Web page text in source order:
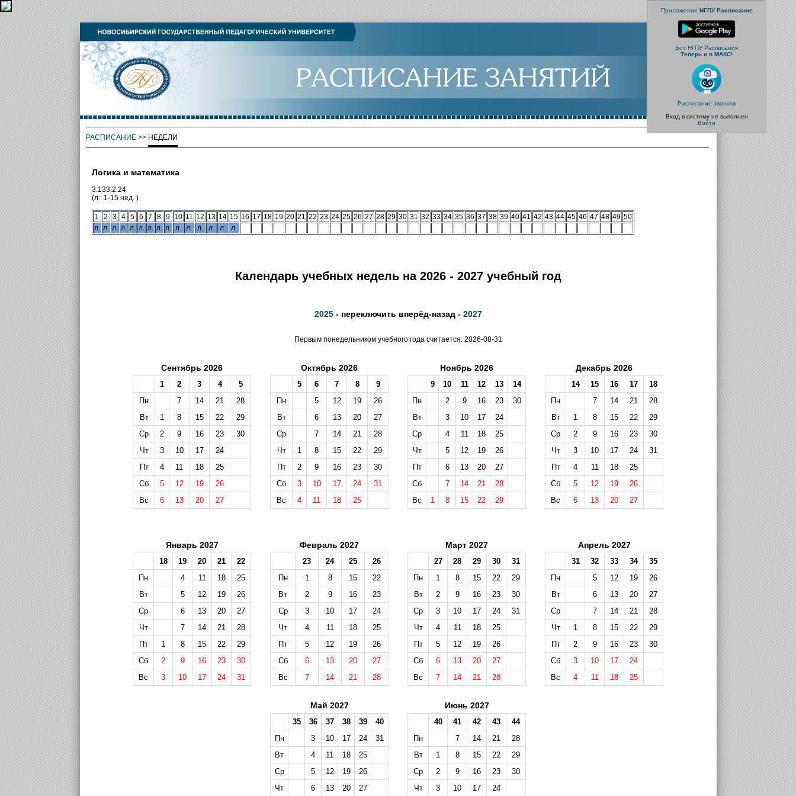
Приложение НГПУ Расписание
Бот НГПУ Расписания
Теперь и в МАКС!
Расписание звонков
Вход в систему не выполнен
Войти
РАСПИСАНИЕ>> НЕДЕЛИ
Логика и математика
3.133.2.24
(л.: 1-15 нед. )
1 2 3 4 5 6 7 8 9 10 11 12 13 14 15 16 17 18 19 20 21 22 23 24 25 26 27 28 29 30 31 32 33 34 35 36 37 38 39 40 41 42 43 44 45 46 47 48 49 50
л. л. л. л. л. л. л. л. л. л. л. л. л. л. л.
Календарь учебных недель на 2026 - 2027 учебный год
2025- переключить вперёд-назад - 2027
Первым понедельником учебного года считается: 2026-08-31
Сентябрь 2026
1 2 3 4
5
Пн
7 14 21
28
Вт
1 8 15 22
29
Ср
2 9 16 23
30
Чт
3 10 17
24
Пт
4 11 18
25
Сб
5 12 19
26
Вс
6 13 20 27
Октябрь 2026
5 6 7 8
9
Пн
5 12 19
26
Вт
6 13 20
27
Ср
7 14 21
28
Чт
1 8 15 22
29
Пт
2 9 16 23
30
Сб
3 10 17 24
31
Вс
4 11 18 25
Ноябрь 2026
9 10 11 12 13
14
Пн
2 9 16 23
30
Вт
3 10 17
24
Ср
4 11 18
25
Чт
5 12 19
26
Пт
6 13 20
27
Сб
7 14 21
28
Вс
1 8 15 22 29
Декабрь 2026
14 15 16 17
18
Пн
7 14 21
28
Вт
1 8 15 22
29
Ср
2 9 16 23
30
Чт
3 10 17 24
31
Пт
4 11 18
25
Сб
5 12 19
26
Вс
6 13 20 27
Январь 2027
18 19 20 21
22
Пн
4 11 18
25
Вт
5 12 19
26
Ср
6 13 20
27
Чт
7 14 21
28
Пт
1 8 15 22
29
Сб
2 9 16 23
30
Вс
3 10 17 24 31
Февраль 2027
23 24 25
26
Пн
1 8 15
22
Вт
2 9 16
23
Ср
3 10 17
24
Чт
4 11 18
25
Пт
5 12 19
26
Сб
6 13 20
27
Вс
7 14 21 28
Март 2027
27 28 29 30
31
Пн
1 8 15 22
29
Вт
2 9 16 23
30
Ср
3 10 17 24
31
Чт
4 11 18
25
Пт
5 12 19
26
Сб
6 13 20
27
Вс
7 14 21 28
Апрель 2027
31 32 33 34
35
Пн
5 12 19
26
Вт
6 13 20
27
Ср
7 14 21
28
Чт
1 8 15 22
29
Пт
2 9 16 23
30
Сб
3 10 17
24
Вс
4 11 18 25
Май 2027
35 36 37 38 39
40
Пн
3 10 17 24
31
Вт
4 11 18
25
Ср
5 12 19
26
Чт
6 13 20 27
Июнь 2027
40 41 42 43
44
Пн
7 14 21
28
Вт
1 8 15 22
29
Ср
2 9 16 23
30
Чт
3 10 17 24